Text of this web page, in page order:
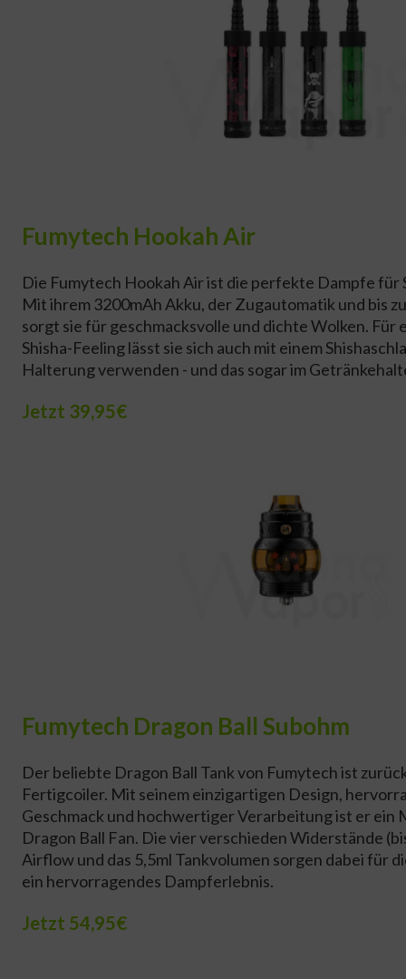
Fumytech Hookah Air
Die Fumytech Hookah Air ist die perfekte Dampfe für
Mit ihrem 3200mAh Akku, der Zugautomatik und bis
sorgt sie für geschmacksvolle und dichte Wolken. Für
Shisha-Feeling lässt sie sich auch mit einem
Halterung verwenden - und das sogar im
Jetzt 39,95€
Fumytech Dragon Ball Subohm
Der beliebte Dragon Ball Tank von Fumytech ist
Fertigcoiler. Mit seinem einzigartigen Design,
Geschmack und hochwertiger Verarbeitung ist er ein
Dragon Ball Fan. Die vier verschieden Widerstände
Airflow und das 5,5ml Tankvolumen sorgen dabei für
ein hervorragendes Dampferlebnis.
Jetzt 54,95€